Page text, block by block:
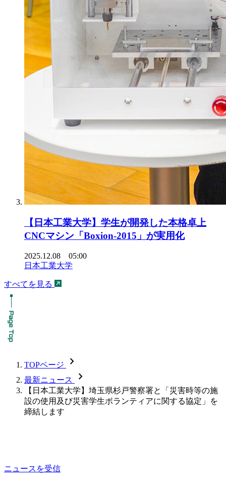
【日本工業大学】学生が開発した本格卓上
CNCマシン「Boxion-2015」が実用化
2025.12.08 05:00
日本工業大学
すべてを見る
TOPページ chevron_forward
最新ニュース chevron_forward
【日本工業大学】埼玉県杉戸警察署と「災害時等の施
設の使用及び災害学生ボランティアに関する協定」を
締結します
ニュースを受信